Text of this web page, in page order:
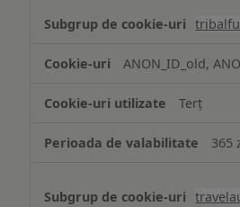
ANON_ID_old,
Terț
365